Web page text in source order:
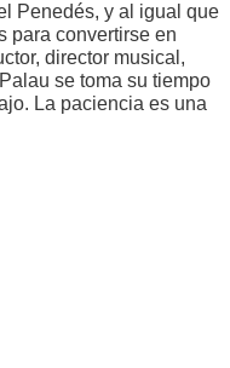
Penedés, y al igual que
para convertirse en
director musical,
se toma su tiempo
La paciencia es una